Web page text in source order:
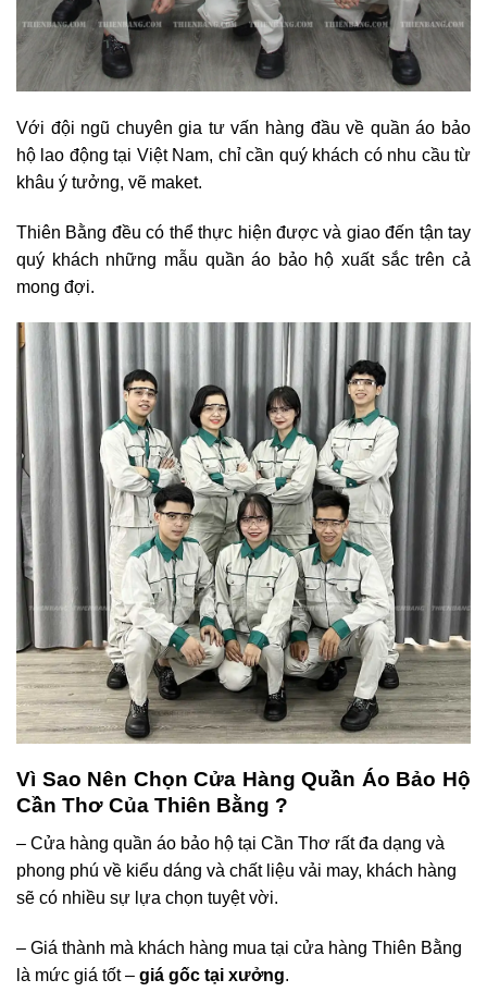
Với đội ngũ chuyên gia tư vấn hàng đầu về quần áo bảo
hộ lao động tại Việt Nam, chỉ cần quý khách có nhu cầu từ
khâu ý tưởng, vẽ maket.
Thiên Bằng đều có thể thực hiện được và giao đến tận tay
quý khách những mẫu quần áo bảo hộ xuất sắc trên cả
mong đợi.
Vì Sao Nên Chọn Cửa Hàng Quần Áo Bảo Hộ
Cần Thơ Của Thiên Bằng ?
– Cửa hàng quần áo bảo hộ tại Cần Thơ rất đa dạng và
phong phú về kiểu dáng và chất liệu vải may, khách hàng
sẽ có nhiều sự lựa chọn tuyệt vời.
– Giá thành mà khách hàng mua tại cửa hàng Thiên Bằng
là mức giá tốt – giá gốc tại xưởng.